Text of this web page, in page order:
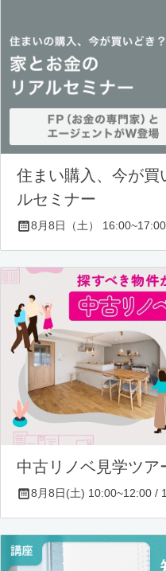
住まい購入、今が買
ルセミナー
8月8日（土） 16:00~17:00
中古リノベ見学ツア
8月8日(土) 10:00~12:00 /